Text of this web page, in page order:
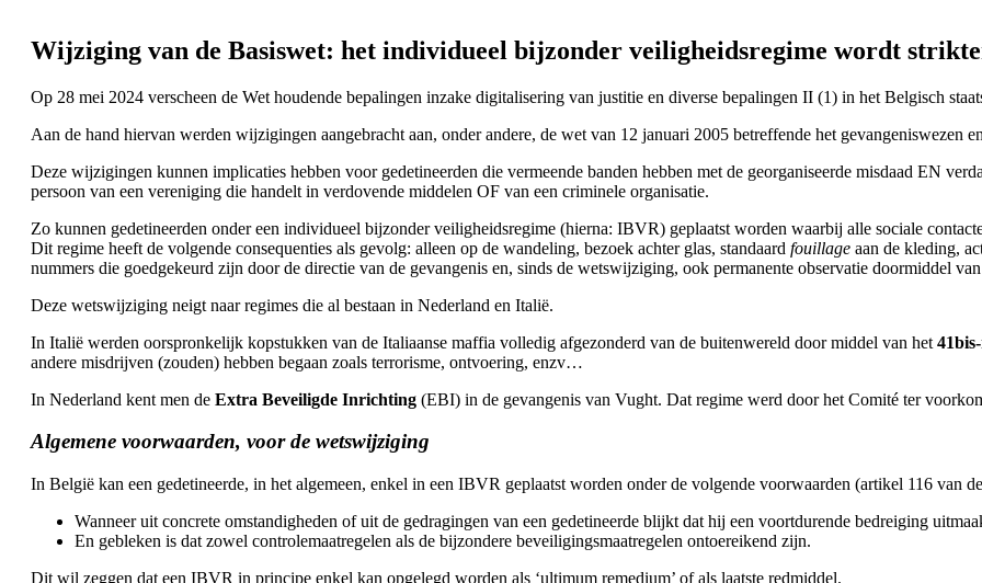
Wijziging van de Basiswet: het individueel bijzonder veiligheidsregime wordt
Op 28 mei 2024 verscheen de Wet houdende bepalingen inzake digitalisering van justitie en diverse bepalingen II (1) in het Belgisch
Aan de hand hiervan werden wijzigingen aangebracht aan, onder andere, de wet van 12 januari 2005 betreffende het gevangeniswezen
Deze wijzigingen kunnen implicaties hebben voor gedetineerden die vermeende banden hebben met de georganiseerde misdaad EN
persoon van een vereniging die handelt in verdovende middelen OF van een criminele organisatie.
Zo kunnen gedetineerden onder een individueel bijzonder veiligheidsregime (hierna: IBVR) geplaatst worden waarbij alle sociale
Dit regime heeft de volgende consequenties als gevolg: alleen op de wandeling, bezoek achter glas, standaard fouillage aan de kleding,
nummers die goedgekeurd zijn door de directie van de gevangenis en, sinds de wetswijziging, ook permanente observatie doormiddel
Deze wetswijziging neigt naar regimes die al bestaan in Nederland en Italië.
In Italië werden oorspronkelijk kopstukken van de Italiaanse maffia volledig afgezonderd van de buitenwereld door middel van het
andere misdrijven (zouden) hebben begaan zoals terrorisme, ontvoering, enzv…
In Nederland kent men de Extra Beveiligde Inrichting (EBI) in de gevangenis van Vught. Dat regime werd door het Comité ter
Algemene voorwaarden, voor de wetswijziging
In België kan een gedetineerde, in het algemeen, enkel in een IBVR geplaatst worden onder de volgende voorwaarden (artikel 116 van
Wanneer uit concrete omstandigheden of uit de gedragingen van een gedetineerde blijkt dat hij een voortdurende bedreiging
En gebleken is dat zowel controlemaatregelen als de bijzondere beveiligingsmaatregelen ontoereikend zijn.
Dit wil zeggen dat een IBVR in principe enkel kan opgelegd worden als ‘ultimum remedium’ of als laatste redmiddel.